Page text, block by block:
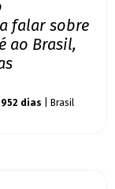
falar sobre
ao Brasil,
952 dias | Brasil